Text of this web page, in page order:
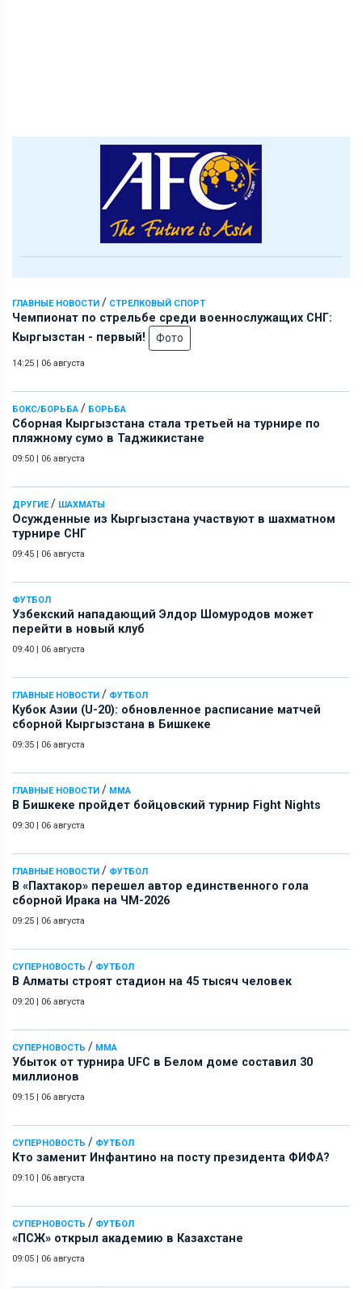
ГЛАВНЫЕ НОВОСТИ / СТРЕЛКОВЫЙ СПОРТ
Чемпионат по стрельбе среди военнослужащих СНГ:
Кыргызстан - первый!
Фото
14:25 | 06 августа
БОКС/БОРЬБА / БОРЬБА
Сборная Кыргызстана стала третьей на турнире по
пляжному сумо в Таджикистане
09:50 | 06 августа
ДРУГИЕ/ ШАХМАТЫ
Осужденные из Кыргызстана участвуют в шахматном
турнире СНГ
09:45 | 06 августа
ФУТБОЛ
Узбекский нападающий Элдор Шомуродов может
перейти в новый клуб
09:40 | 06 августа
ГЛАВНЫЕ НОВОСТИ / ФУТБОЛ
Кубок Азии (U-20): обновленное расписание матчей
сборной Кыргызстана в Бишкеке
09:35 | 06 августа
ГЛАВНЫЕ НОВОСТИ / ММА
В Бишкеке пройдет бойцовский турнир Fight Nights
09:30 | 06 августа
ГЛАВНЫЕ НОВОСТИ / ФУТБОЛ
В «Пахтакор» перешел автор единственного гола
сборной Ирака на ЧМ-2026
09:25 | 06 августа
СУПЕРНОВОСТЬ / ФУТБОЛ
В Алматы строят стадион на 45 тысяч человек
09:20 | 06 августа
СУПЕРНОВОСТЬ / ММА
Убыток от турнира UFC в Белом доме составил 30
миллионов
09:15 | 06 августа
СУПЕРНОВОСТЬ / ФУТБОЛ
Кто заменит Инфантино на посту президента ФИФА?
09:10 | 06 августа
СУПЕРНОВОСТЬ / ФУТБОЛ
«ПСЖ» открыл академию в Казахстане
09:05 | 06 августа